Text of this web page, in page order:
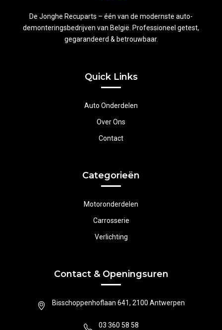
De Jonghe Recuparts – één van de modernste auto-
demonteringsbedrijven van België. Professioneel getest,
gegarandeerd & betrouwbaar.
Quick Links
Auto Onderdelen
Over Ons
Contact
Categorieën
Motoronderdelen
Carrosserie
Verlichting
Contact & Openingsuren
Bisschoppenhoflaan 641, 2100 Antwerpen
03 360 58 58